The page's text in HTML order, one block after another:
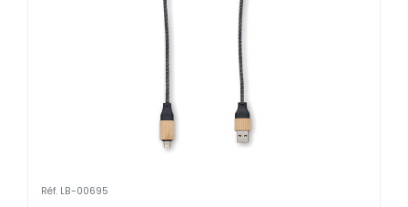
Réf. LB-00695